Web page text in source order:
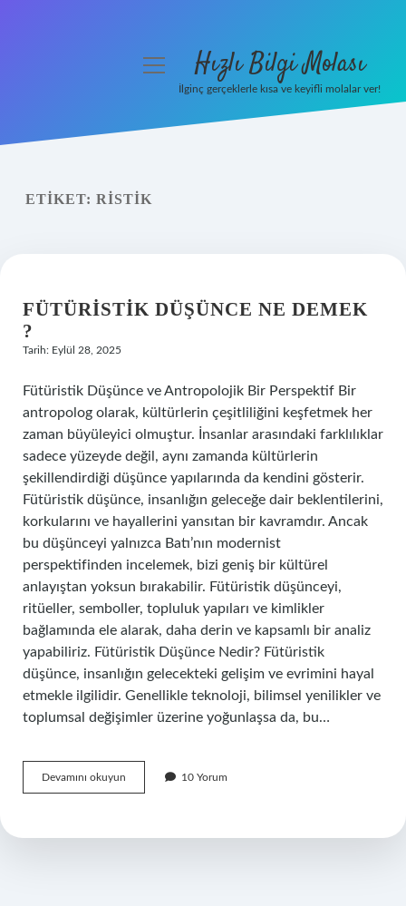
Yasal Uyarı
menüyüHızlı Bilgi Molası
İlginç gerçeklerle kısa ve keyifli molalar ver!
ETIKET: RISTIK
FÜTÜRISTIK DÜŞÜNCE NE DEMEK
?
Tarih: Eylül 28, 2025
Fütüristik Düşünce ve Antropolojik Bir Perspektif Bir
antropolog olarak, kültürlerin çeşitliliğini keşfetmek her
zaman büyüleyici olmuştur. İnsanlar arasındaki farklılıklar
sadece yüzeyde değil, aynı zamanda kültürlerin
şekillendirdiği düşünce yapılarında da kendini gösterir.
Fütüristik düşünce, insanlığın geleceğe dair beklentilerini,
korkularını ve hayallerini yansıtan bir kavramdır. Ancak
bu düşünceyi yalnızca Batı’nın modernist
perspektifinden incelemek, bizi geniş bir kültürel
anlayıştan yoksun bırakabilir. Fütüristik düşünceyi,
ritüeller, semboller, topluluk yapıları ve kimlikler
bağlamında ele alarak, daha derin ve kapsamlı bir analiz
yapabiliriz. Fütüristik Düşünce Nedir? Fütüristik
düşünce, insanlığın gelecekteki gelişim ve evrimini hayal
etmekle ilgilidir. Genellikle teknoloji, bilimsel yenilikler ve
toplumsal değişimler üzerine yoğunlaşsa da, bu…
Devamını okuyun Fütüristik
düşünce
?
10 Yorum